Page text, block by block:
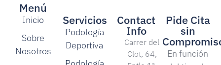
Menú
Inicio
Sobre
Nosotros
Servicios
Podología
Deportiva
Contact
Info
Carrer del
Clot, 64,
Pide Cita
sin
En función